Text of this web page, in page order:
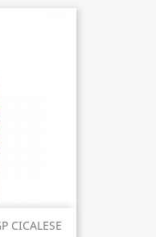
CICALESE